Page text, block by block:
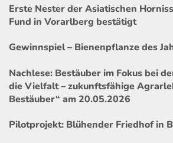
Erste Nester der Asiatischen
Fund in Vorarlberg bestätigt
Gewinnspiel – Bienenpflanze des
Nachlese: Bestäuber im Fokus bei
die Vielfalt – zukunftsfähige
Bestäuber“ am 20.05.2026
Pilotprojekt: Blühender Friedhof in